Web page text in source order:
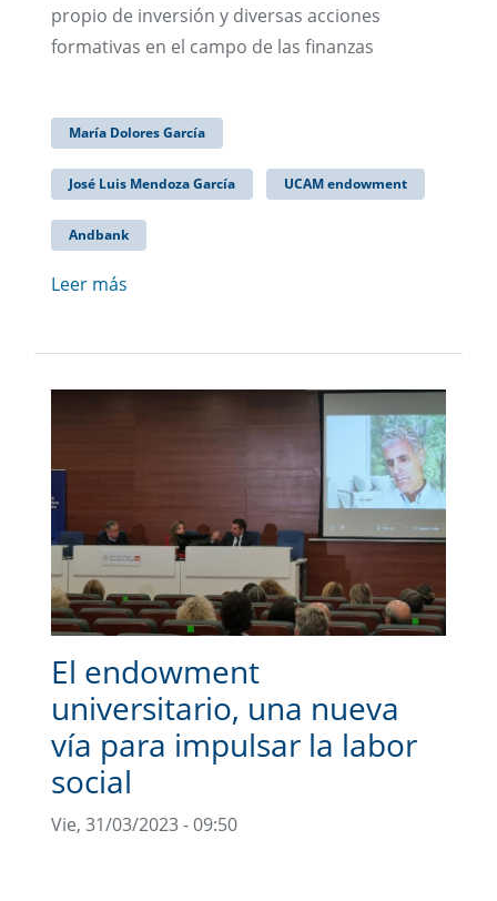
propio de inversión y diversas acciones
formativas en el campo de las finanzas
María Dolores García
José Luis Mendoza García UCAM endowment
Andbank
Leer más
El endowment
universitario, una nueva
vía para impulsar la labor
social
Vie, 31/03/2023 - 09:50